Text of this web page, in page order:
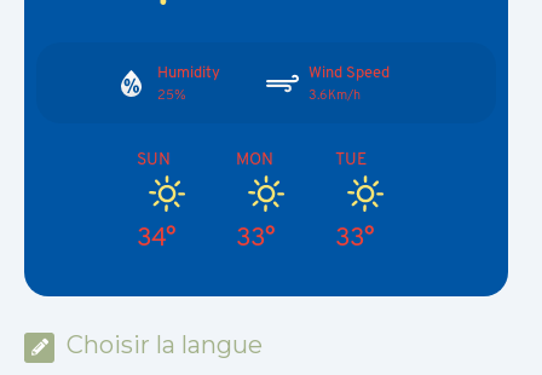
Humidity
25%
Wind Speed
3.6Km/h
SUN
34°
MON
33°
TUE
33°
Choisir la langue